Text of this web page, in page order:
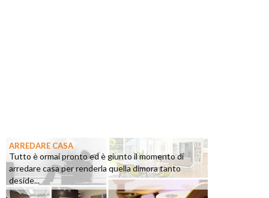
ARREDARE CASA
Tutto è ormai pronto ed è giunto il momento di
arredare casa per renderla quella dimora tanto
deside...